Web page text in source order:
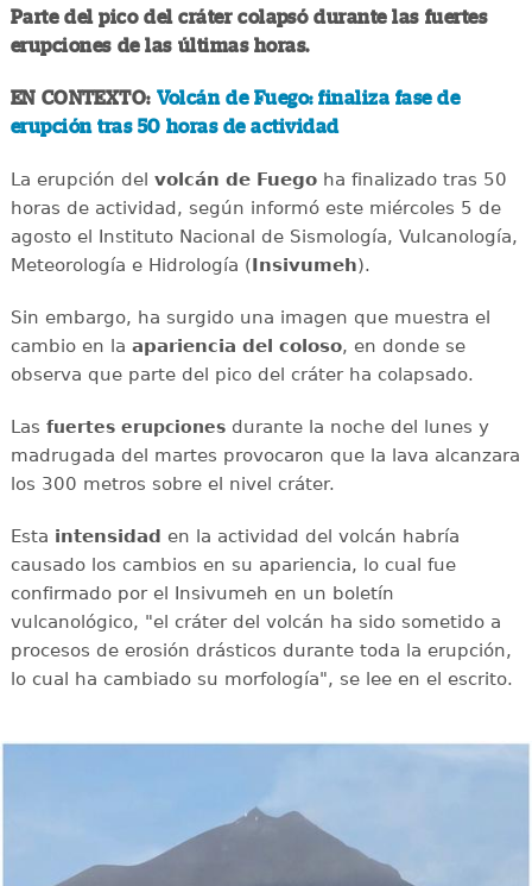
Parte del pico del cráter colapsó durante las fuertes
erupciones de las últimas horas.
EN CONTEXTO: Volcán de Fuego: finaliza fase de
erupción tras 50 horas de actividad
La erupción del volcán de Fuegoha finalizado tras 50
horas de actividad, según informó este miércoles 5 de
agosto el Instituto Nacional de Sismología, Vulcanología,
Meteorología e Hidrología (Insivumeh).
Sin embargo, ha surgido una imagen que muestra el
cambio en la apariencia del coloso, en donde se
observa que parte del pico del cráter ha colapsado.
Las fuertes erupcionesdurante la noche del lunes y
madrugada del martes provocaron que la lava alcanzara
los 300 metros sobre el nivel cráter.
Esta intensidad en la actividad del volcán habría
causado los cambios en su apariencia, lo cual fue
confirmado por el Insivumeh en un boletín
vulcanológico, "el cráter del volcán ha sido sometido a
procesos de erosión drásticos durante toda la erupción,
lo cual ha cambiado su morfología", se lee en el escrito.